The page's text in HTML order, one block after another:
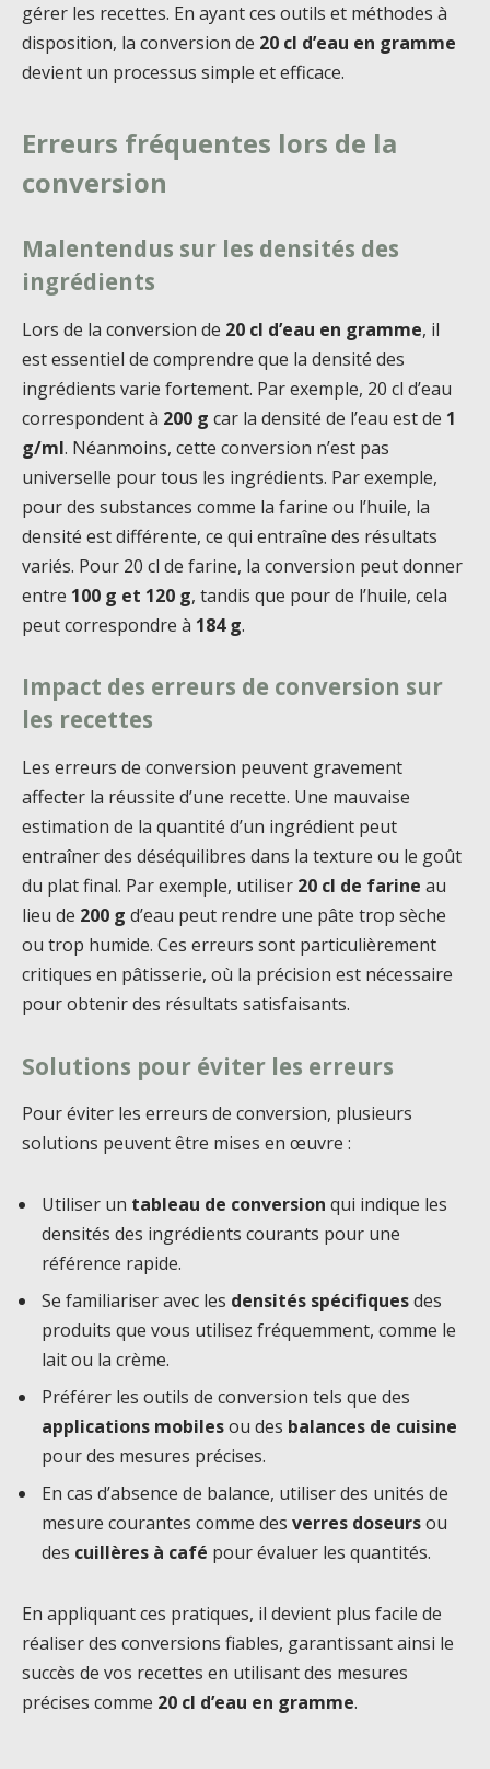
gérer les recettes. En ayant ces outils et méthodes à
disposition, la conversion de 20 cl d’eau en gramme
devient un processus simple et efficace.
Erreurs fréquentes lors de la
conversion
Malentendus sur les densités des
ingrédients
Lors de la conversion de 20 cl d’eau en gramme, il
est essentiel de comprendre que la densité des
ingrédients varie fortement. Par exemple, 20 cl d’eau
correspondent à 200 g car la densité de l’eau est de 1
g/ml. Néanmoins, cette conversion n’est pas
universelle pour tous les ingrédients. Par exemple,
pour des substances comme la farine ou l’huile, la
densité est différente, ce qui entraîne des résultats
variés. Pour 20 cl de farine, la conversion peut donner
entre 100 g et 120 g, tandis que pour de l’huile, cela
peut correspondre à 184 g.
Impact des erreurs de conversion sur
les recettes
Les erreurs de conversion peuvent gravement
affecter la réussite d’une recette. Une mauvaise
estimation de la quantité d’un ingrédient peut
entraîner des déséquilibres dans la texture ou le goût
du plat final. Par exemple, utiliser 20 cl de farine au
lieu de 200 g d’eau peut rendre une pâte trop sèche
ou trop humide. Ces erreurs sont particulièrement
critiques en pâtisserie, où la précision est nécessaire
pour obtenir des résultats satisfaisants.
Solutions pour éviter les erreurs
Pour éviter les erreurs de conversion, plusieurs
solutions peuvent être mises en œuvre :
Utiliser un tableau de conversion qui indique les
densités des ingrédients courants pour une
référence rapide.
Se familiariser avec les densités spécifiquesdes
produits que vous utilisez fréquemment, comme le
lait ou la crème.
Préférer les outils de conversion tels que des
applications mobilesou des balances de cuisine
pour des mesures précises.
En cas d’absence de balance, utiliser des unités de
mesure courantes comme des verres doseursou
des cuillères à café pour évaluer les quantités.
En appliquant ces pratiques, il devient plus facile de
réaliser des conversions fiables, garantissant ainsi le
succès de vos recettes en utilisant des mesures
précises comme 20 cl d’eau en gramme.